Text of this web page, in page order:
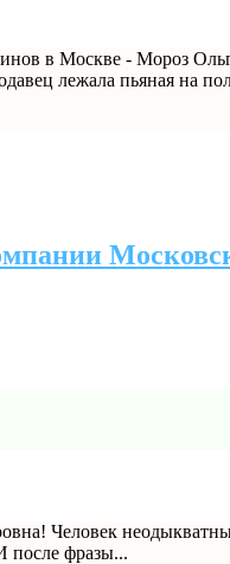
в Москве - Мороз
лежала пьяная на
Человек
после фразы...